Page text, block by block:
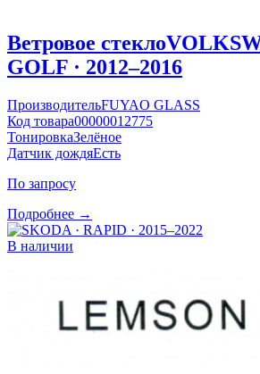
Ветровое стекло
GOLF · 2012–2016
ПроизводительFUYAO GLASS
Код товара00000012775
ТонировкаЗелёное
Датчик дождяЕсть
По запросу
Подробнее →
В наличии